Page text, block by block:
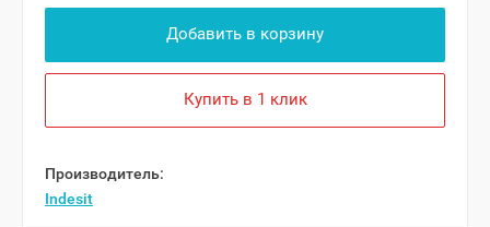
Добавить в корзину
Купить в 1 клик
Производитель:
Indesit